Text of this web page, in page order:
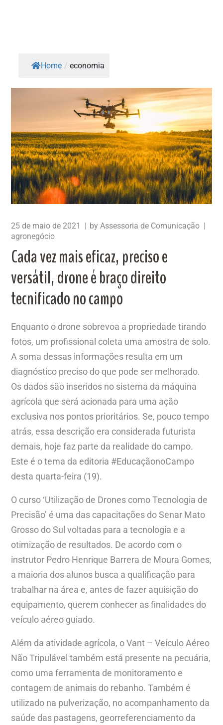
Home / economia
25 de maio de 2021 byAssessoria de Comunicação
agronegócio
Cada vez mais eficaz, preciso e
versátil, drone é braço direito
tecnificado no campo
Enquanto o drone sobrevoa a propriedade tirando
fotos, um profissional coleta uma amostra de solo.
A soma dessas informações resulta em um
diagnóstico preciso do que pode ser melhorado.
Os dados são inseridos no sistema da máquina
agrícola que será acionada para uma ação
exclusiva nos pontos prioritários. Se, pouco tempo
atrás, essa descrição era considerada futurista
demais, hoje faz parte da realidade do campo.
Este é o tema da editoria #EducaçãonoCampo
desta quarta-feira (19).
O curso ‘Utilização de Drones como Tecnologia de
Precisão’ é uma das capacitações do Senar Mato
Grosso do Sul voltadas para a tecnologia e a
otimização de resultados. De acordo com o
instrutor Pedro Henrique Barrera de Moura Gomes,
a maioria dos alunos busca a qualificação para
trabalhar na área e, antes de fazer aquisição do
equipamento, querem conhecer as finalidades do
veículo aéreo guiado.
Além da atividade agrícola, o Vant – Veículo Aéreo
Não Tripulável também está presente na pecuária,
como uma ferramenta de monitoramento e
contagem de animais do rebanho. Também é
utilizado na pulverização, no acompanhamento da
saúde das pastagens, georreferenciamento da